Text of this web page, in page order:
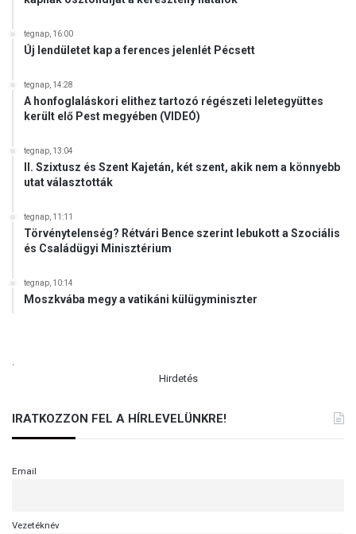
tegnap, 16:00
Új lendületet kap a ferences jelenlét Pécsett
tegnap, 14:28
A honfoglaláskori elithez tartozó régészeti leletegyüttes
került elő Pest megyében (VIDEÓ)
tegnap, 13:04
II. Szixtusz és Szent Kajetán, két szent, akik nem a könnyebb
utat választották
tegnap, 11:11
Törvénytelenség? Rétvári Bence szerint lebukott a Szociális
és Családügyi Minisztérium
tegnap, 10:14
Moszkvába megy a vatikáni külügyminiszter
.
Hirdetés
IRATKOZZON FEL A HÍRLEVELÜNKRE!
Email
Vezetéknév